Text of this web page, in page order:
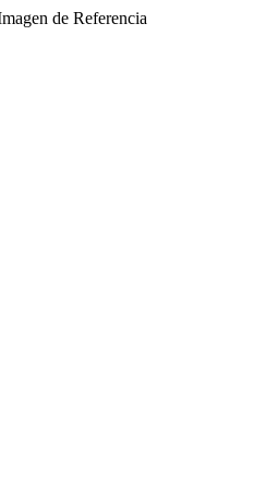
de Referencia